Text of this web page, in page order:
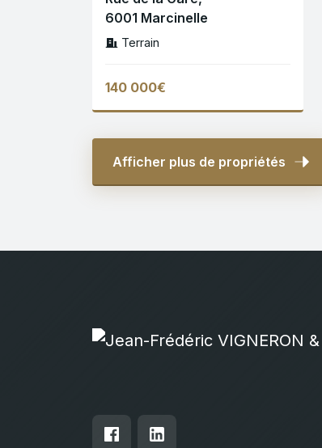
6001 Marcinelle
Terrain
140 000€
Afficher plus de propriétés